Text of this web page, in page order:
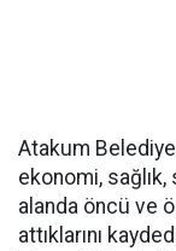
Atakum
ekonomi, sağlık,
alanda öncü ve
attıklarını